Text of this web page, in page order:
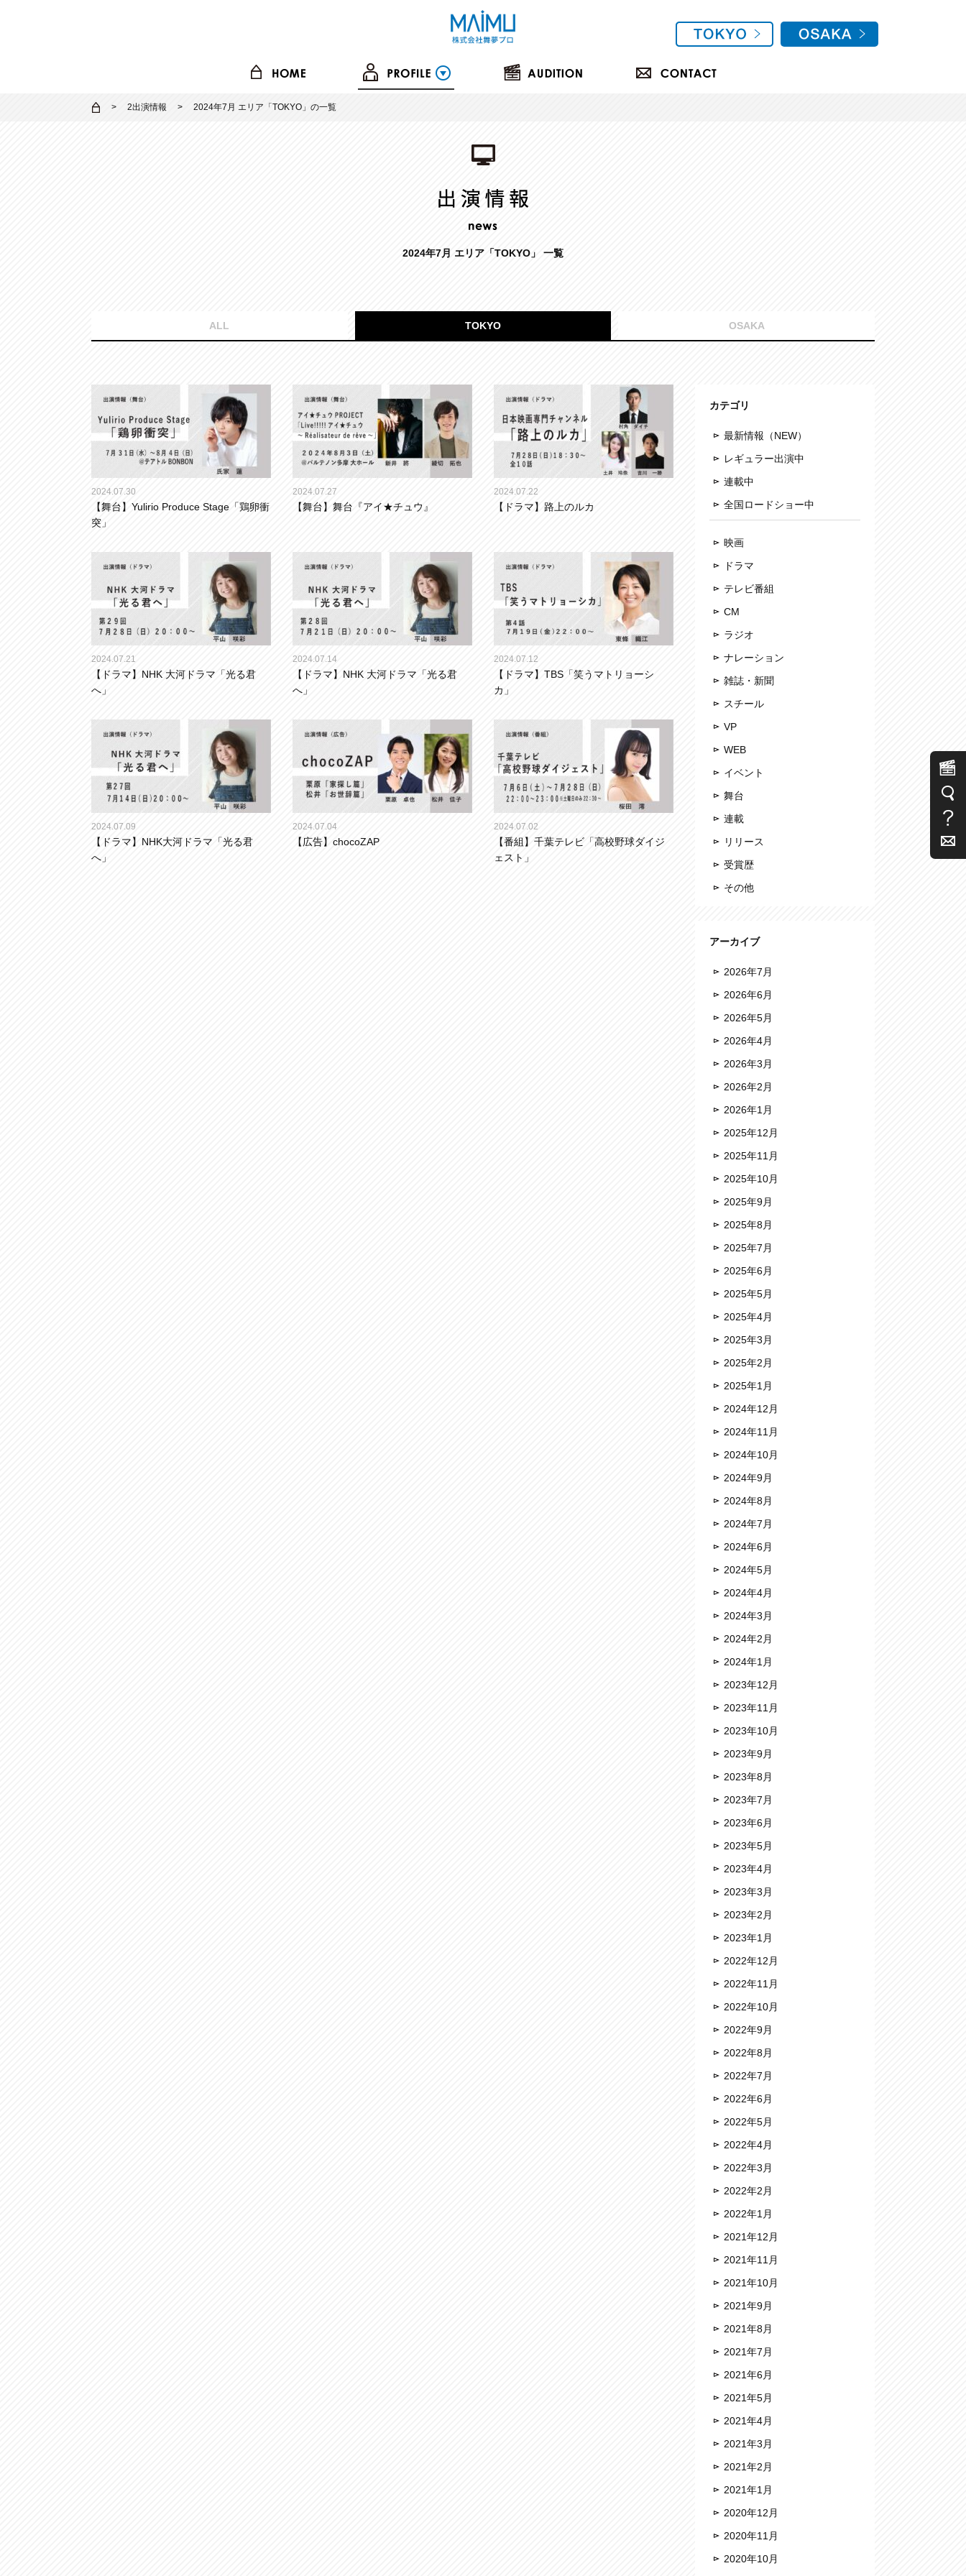
2出演情報 2024年7月 エリア「TOKYO」の一覧
2024年7月 エリア「TOKYO」 一覧
ALL TOKYO OSAKA
2024.07.30
【舞台】Yulirio Produce Stage「鶏卵衝
突」
2024.07.27
【舞台】舞台『アイ★チュウ』
2024.07.22
【ドラマ】路上のルカ
2024.07.21
【ドラマ】NHK 大河ドラマ「光る君
へ」
2024.07.14
【ドラマ】NHK 大河ドラマ「光る君
へ」
2024.07.12
【ドラマ】TBS「笑うマトリョーシ
カ」
2024.07.09
【ドラマ】NHK大河ドラマ「光る君
へ」
2024.07.04
【広告】chocoZAP
2024.07.02
【番組】千葉テレビ「高校野球ダイジ
ェスト」
カテゴリ
最新情報（NEW）
レギュラー出演中
連載中
全国ロードショー中
映画
ドラマ
テレビ番組
CM
ラジオ
ナレーション
雑誌・新聞
スチール
VP
WEB
イベント
舞台
連載
リリース
受賞歴
その他
アーカイブ
2026年7月
2026年6月
2026年5月
2026年4月
2026年3月
2026年2月
2026年1月
2025年12月
2025年11月
2025年10月
2025年9月
2025年8月
2025年7月
2025年6月
2025年5月
2025年4月
2025年3月
2025年2月
2025年1月
2024年12月
2024年11月
2024年10月
2024年9月
2024年8月
2024年7月
2024年6月
2024年5月
2024年4月
2024年3月
2024年2月
2024年1月
2023年12月
2023年11月
2023年10月
2023年9月
2023年8月
2023年7月
2023年6月
2023年5月
2023年4月
2023年3月
2023年2月
2023年1月
2022年12月
2022年11月
2022年10月
2022年9月
2022年8月
2022年7月
2022年6月
2022年5月
2022年4月
2022年3月
2022年2月
2022年1月
2021年12月
2021年11月
2021年10月
2021年9月
2021年8月
2021年7月
2021年6月
2021年5月
2021年4月
2021年3月
2021年2月
2021年1月
2020年12月
2020年11月
2020年10月